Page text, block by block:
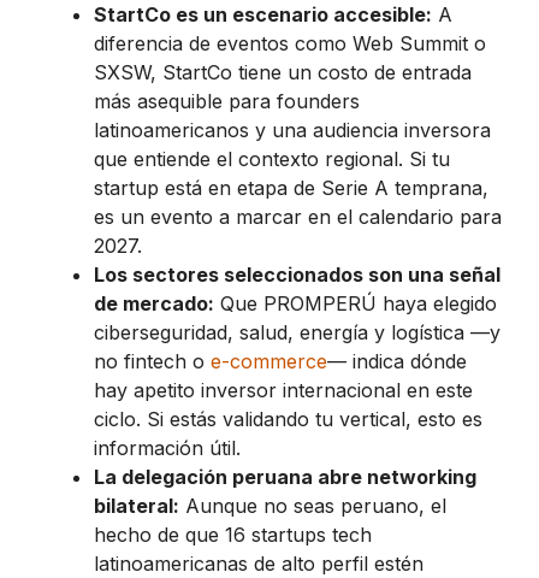
StartCo es un escenario accesible: A
diferencia de eventos como Web Summit o
SXSW, StartCo tiene un costo de entrada
más asequible para founders
latinoamericanos y una audiencia inversora
que entiende el contexto regional. Si tu
startup está en etapa de Serie A temprana,
es un evento a marcar en el calendario para
2027.
Los sectores seleccionados son una señal
de mercado: Que PROMPERÚ haya elegido
ciberseguridad, salud, energía y logística —y
no fintech o e-commerce— indica dónde
hay apetito inversor internacional en este
ciclo. Si estás validando tu vertical, esto es
información útil.
La delegación peruana abre networking
bilateral: Aunque no seas peruano, el
hecho de que 16 startups tech
latinoamericanas de alto perfil estén